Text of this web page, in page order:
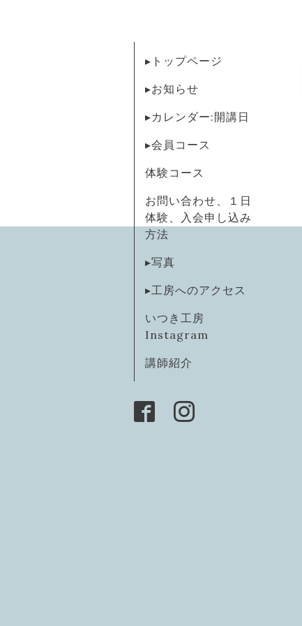
▸トップページ
▸お知らせ
▸カレンダー:開講日
▸会員コース
体験コース
お問い合わせ、１日
体験、入会申し込み
方法
▸写真
▸工房へのアクセス
いつき工房
Instagram
講師紹介